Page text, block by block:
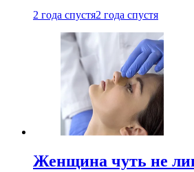
2 года спустя2 года спустя
Женщина чуть не